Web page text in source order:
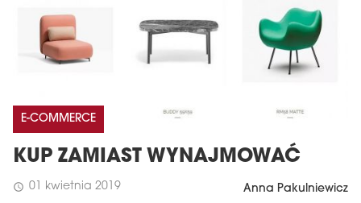
E-COMMERCE
KUP ZAMIAST WYNAJMOWAĆ
schedule 01 kwietnia 2019 Anna Pakulniewicz